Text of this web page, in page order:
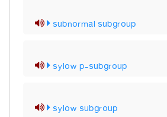
subnormal subgroup
sylow p-subgroup
sylow subgroup